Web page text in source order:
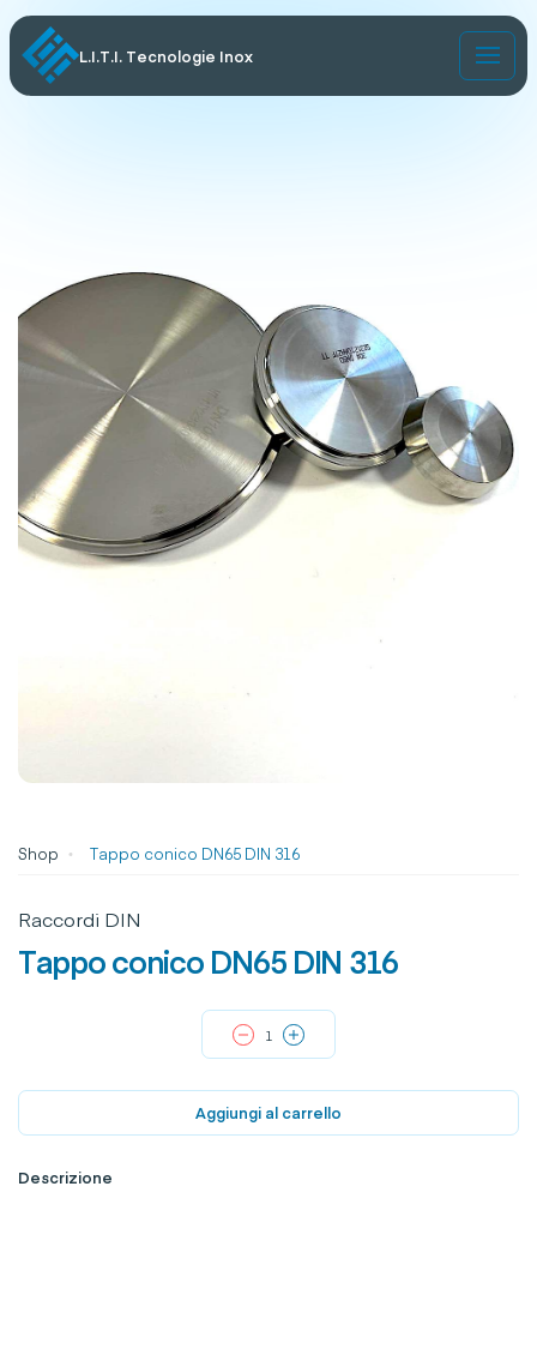
L.I.T.I. Tecnologie Inox
Shop Tappo conico DN65 DIN 316
Raccordi DIN
Tappo conico DN65 DIN 316
Aggiungi al carrello
Descrizione